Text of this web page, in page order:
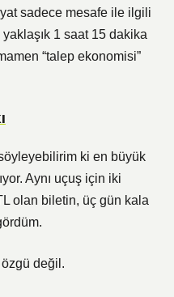
sadece mesafe ile ilgili
1 saat 15 dakika
“talep ekonomisi”
ki en büyük
Aynı uçuş için iki
olan biletin, üç gün kala
değil.